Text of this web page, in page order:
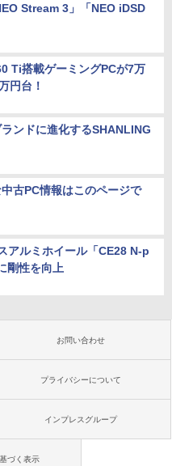
Stream 3」「NEO iDSD
Ti搭載ゲーミングPCが7万
円台！
ンドに進化するSHANLING
古PC情報はこのページで
アルミホイール「CE28 N-p
剛性を向上
お問い合わせ
プライバシーについて
インプレスグループ
づく表示